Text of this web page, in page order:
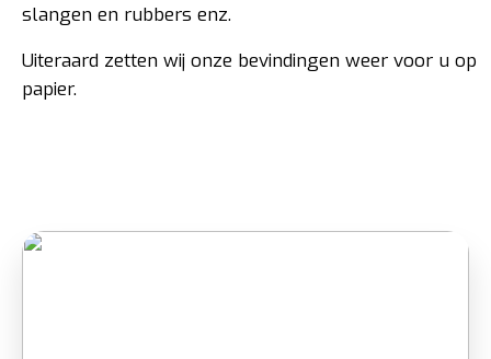
slangen en rubbers enz.
Uiteraard zetten wij onze bevindingen weer voor u op
papier.